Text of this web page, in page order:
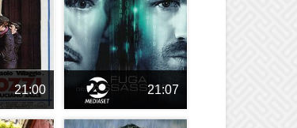
21:00 21:07